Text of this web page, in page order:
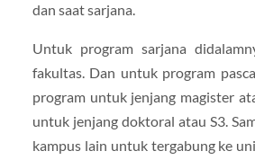
dan saat sarjana.
Untuk program sarjana
fakultas. Dan untuk program
program untuk jenjang magister
untuk jenjang doktoral atau S3.
kampus lain untuk tergabung ke